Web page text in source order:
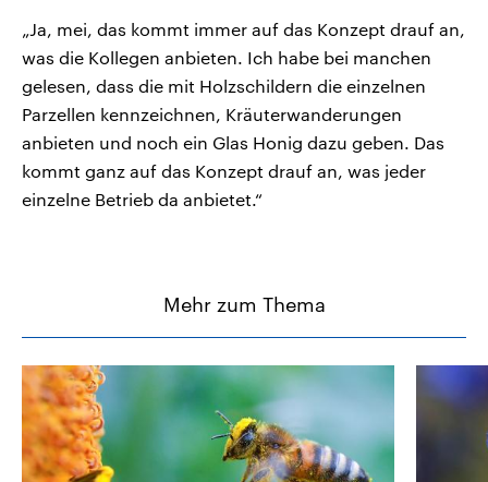
„Ja, mei, das kommt immer auf das Konzept drauf an,
was die Kollegen anbieten. Ich habe bei manchen
gelesen, dass die mit Holzschildern die einzelnen
Parzellen kennzeichnen, Kräuterwanderungen
anbieten und noch ein Glas Honig dazu geben. Das
kommt ganz auf das Konzept drauf an, was jeder
einzelne Betrieb da anbietet.“
Mehr zum Thema